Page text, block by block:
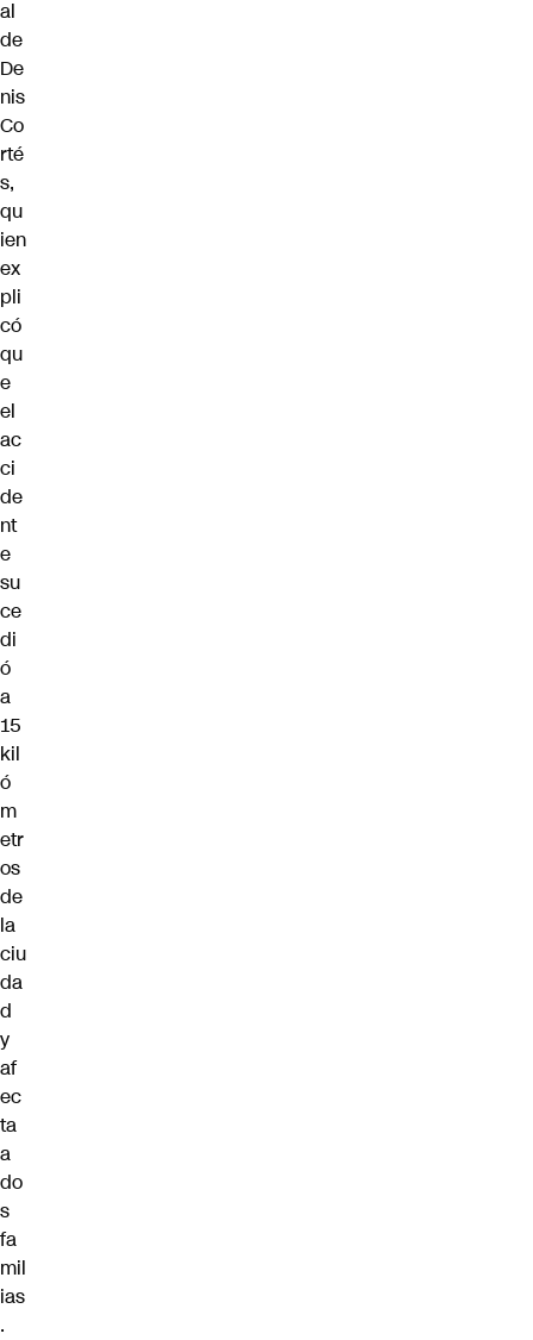
al
de
De
nis
Co
rté
s,
qu
ien
ex
pli
có
qu
e
el
ac
ci
de
nt
e
su
ce
di
ó
a
15
kil
ó
m
etr
os
de
la
ciu
da
d
y
af
ec
ta
a
do
s
fa
mil
ias
.